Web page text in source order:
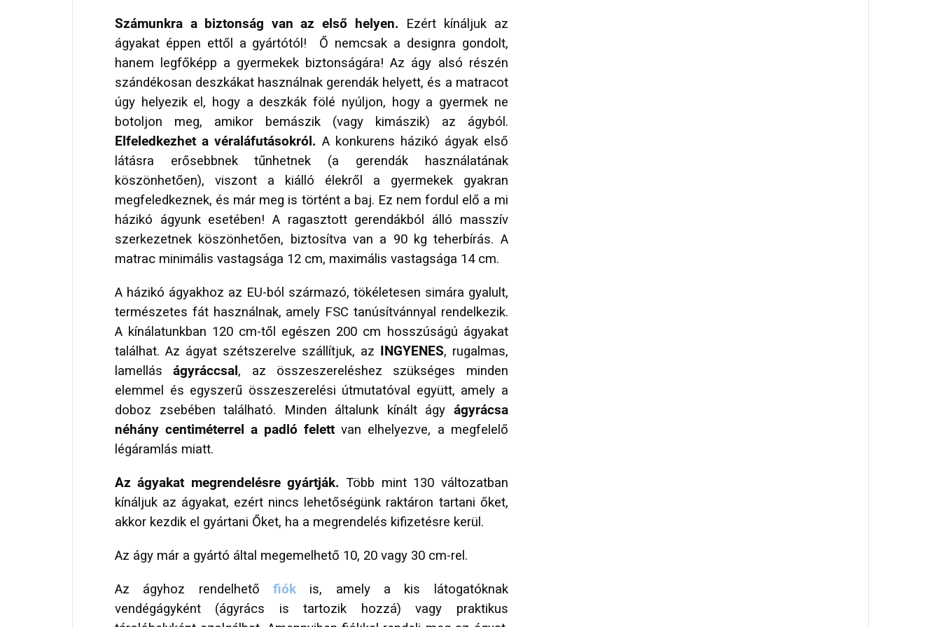
Számunkra a biztonság van az első helyen. Ezért kínáljuk az
ágyakat éppen ettől a gyártótól! Ő nemcsak a designra gondolt,
hanem legfőképp a gyermekek biztonságára! Az ágy alsó részén
szándékosan deszkákat használnak gerendák helyett, és a matracot
úgy helyezik el, hogy a deszkák fölé nyúljon, hogy a gyermek ne
botoljon meg, amikor bemászik (vagy kimászik) az ágyból.
Elfeledkezhet a véraláfutásokról.A konkurens házikó ágyak első
látásra erősebbnek tűnhetnek (a gerendák használatának
köszönhetően), viszont a kiálló élekről a gyermekek gyakran
megfeledkeznek, és már meg is történt a baj. Ez nem fordul elő a mi
házikó ágyunk esetében! A ragasztott gerendákból álló masszív
szerkezetnek köszönhetően, biztosítva van a 90 kg teherbírás. A
matrac minimális vastagsága 12 cm, maximális vastagsága 14 cm.
A házikó ágyakhoz az EU-ból származó, tökéletesen simára gyalult,
természetes fát használnak, amely FSC tanúsítvánnyal rendelkezik.
A kínálatunkban 120 cm-től egészen 200 cm hosszúságú ágyakat
találhat. Az ágyat szétszerelve szállítjuk, az
INGYENES, rugalmas,
lamelláságyráccsal , az összeszereléshez szükséges minden
elemmel és egyszerű összeszerelési útmutatóval együtt, amely a
doboz zsebében található. Minden általunk kínált ágy ágyrácsa
néhány centiméterrel a padló felett van elhelyezve, a megfelelő
légáramlás miatt.
Az ágyakat megrendelésre gyártják. Több mint 130 változatban
kínáljuk az ágyakat, ezért nincs lehetőségünk raktáron tartani őket,
akkor kezdik el gyártani Őket, ha a megrendelés kifizetésre kerül.
Az ágy már a gyártó által megemelhető 10, 20 vagy 30 cm-rel.
Az ágyhoz rendelhető fiók is, amely a kis látogatóknak
vendégágyként (ágyrács is tartozik hozzá) vagy praktikus